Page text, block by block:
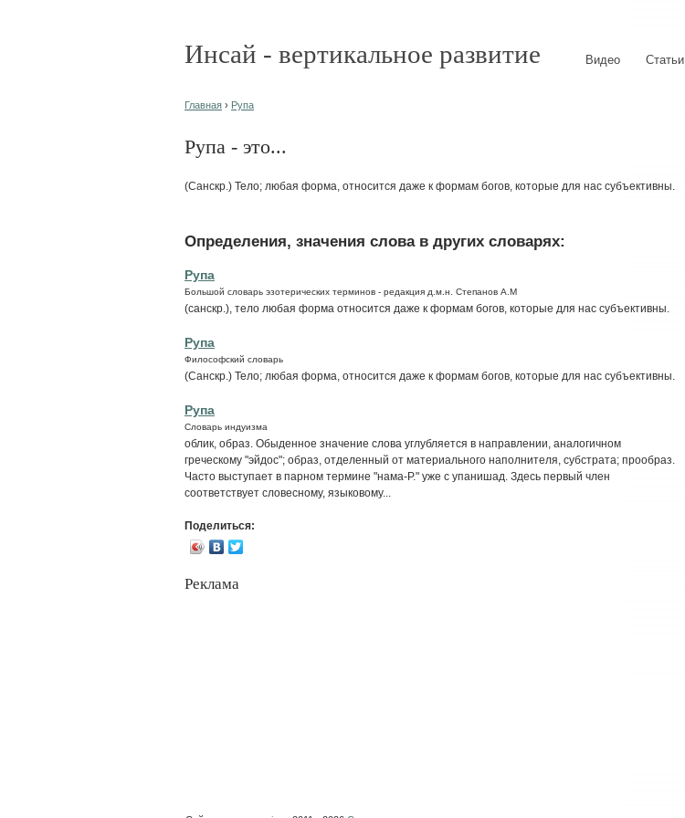
Инсай - вертикальное развитие Видео Статьи
Главная › Рупа
Рупа - это...
(Санскр.) Тело; любая форма, относится даже к формам богов, которые для нас субъективны.
Определения, значения слова в других словарях:
Рупа
Большой словарь эзотерических терминов - редакция д.м.н. Степанов А.М
(санскр.), тело любая форма относится даже к формам богов, которые для нас субъективны.
Рупа
Философский словарь
(Санскр.) Тело; любая форма, относится даже к формам богов, которые для нас субъективны.
Рупа
Словарь индуизма
облик, образ. Обыденное значение слова углубляется в направлении, аналогичном
греческому "эйдос"; образ, отделенный от материального наполнителя, субстрата; прообраз.
Часто выступает в парном термине "нама-Р." уже с упанишад. Здесь первый член
соответствует словесному, языковому...
Поделиться:
Реклама